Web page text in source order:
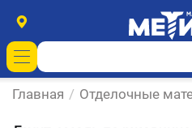
Главная / Отделочные